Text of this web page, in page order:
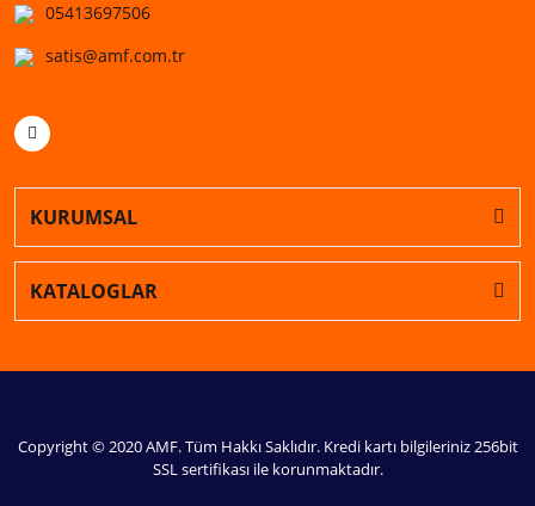
05413697506
satis@amf.com.tr
KURUMSAL
KATALOGLAR
Copyright © 2020 AMF. Tüm Hakkı Saklıdır. Kredi kartı bilgileriniz 256bit
SSL sertifikası ile korunmaktadır.